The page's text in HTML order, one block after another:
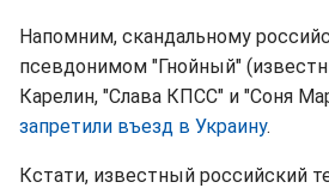
Напомним, скандальному
псевдонимом "Гнойный"
Карелин, "Слава КПСС" и "Соня
запретили въезд в Украину.
Кстати, известный российский